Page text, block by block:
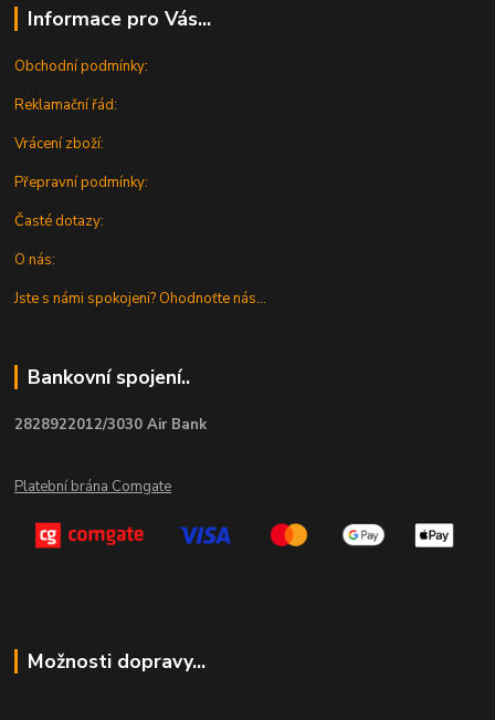
Informace pro Vás...
Obchodní podmínky:
Reklamační řád:
Vrácení zboží:
Přepravní podmínky:
Časté dotazy:
O nás:
Jste s námi spokojeni? Ohodnoťte nás...
Bankovní spojení..
2828922012/3030 Air Bank
Platební brána Comgate
Možnosti dopravy...